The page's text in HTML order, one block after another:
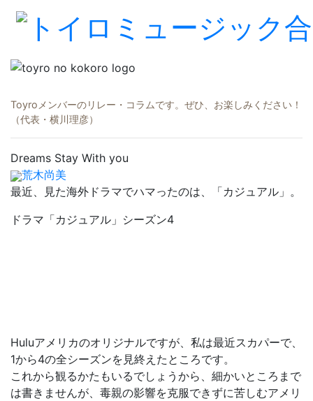
Toyroメンバーのリレー・コラムです。ぜひ、お楽しみください！
（代表・横川理彦）
Dreams Stay With you
荒木尚美
最近、見た海外ドラマでハマったのは、「カジュアル」。
ドラマ「カジュアル」シーズン4
Huluアメリカのオリジナルですが、私は最近スカパーで、
1から4の全シーズンを見終えたところです。
これから観るかたもいるでしょうから、細かいところまで
は書きませんが、毒親の影響を克服できずに苦しむアメリ